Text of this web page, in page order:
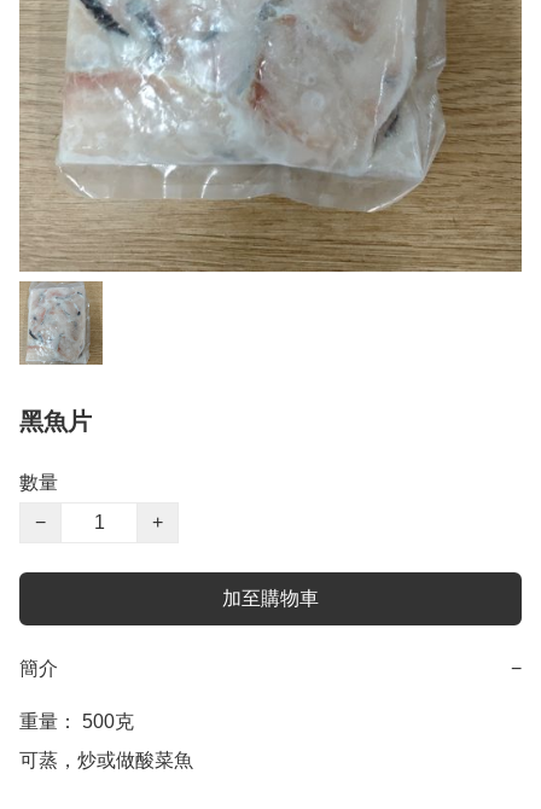
黑魚片
數量
−
+
加至購物車
簡介 −
重量： 500克
可蒸，炒或做酸菜魚